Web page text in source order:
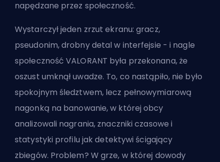
napędzane przez społeczność.
Wystarczył jeden zrzut ekranu: gracz,
pseudonim, drobny detal w interfejsie - i nagle
społeczność VALORANT była przekonana, że
oszust umknął uwadze. To, co nastąpiło, nie było
spokojnym śledztwem, lecz pełnowymiarową
nagonką na banowanie, w której obcy
analizowali nagrania, znaczniki czasowe i
statystyki profilu jak detektywi ścigający
zbiegów. Problem? W grze, w której dowody